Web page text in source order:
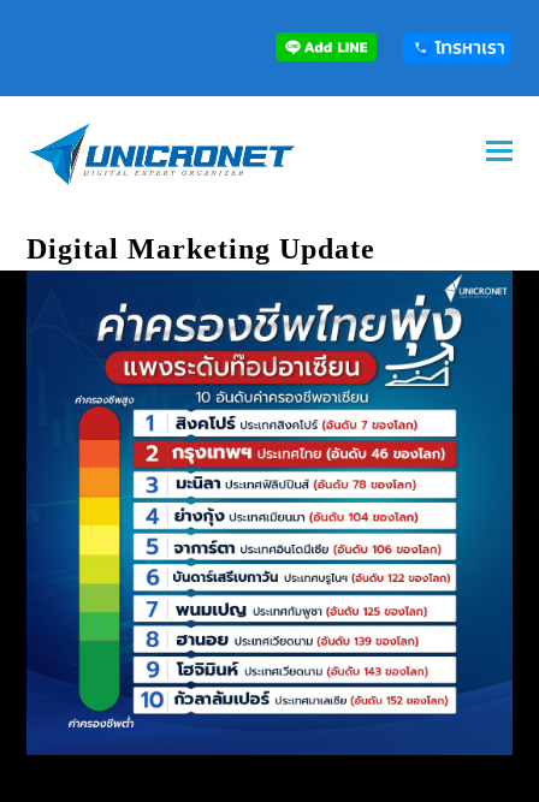
Digital Marketing Update